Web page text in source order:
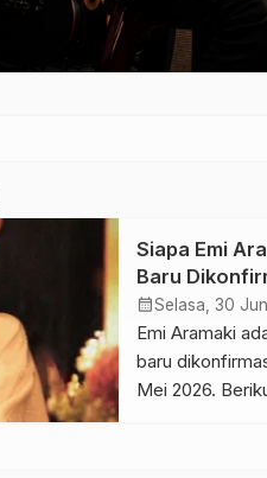
Siapa Emi
Baru
calendar_monthSelasa, 30
Emi Aramaki
baru
Mei 2026.